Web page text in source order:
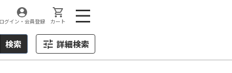
ログイン・会員登録 カート
検索 詳細検索